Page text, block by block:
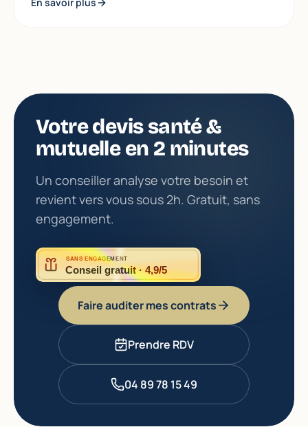
Votre devis santé &
mutuelle en 2 minutes
Un conseiller analyse votre besoin et
revient vers vous sous 2h. Gratuit, sans
engagement.
SANS ENGAGEMENT
Conseil gratuit · 4,9/5
Faire auditer mes contrats
Prendre RDV
04 89 78 15 49